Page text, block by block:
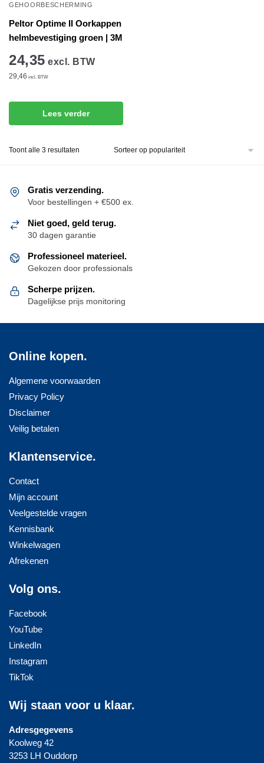
GEHOORBESCHERMING
Peltor Optime II Oorkappen
helmbevestiging groen | 3M
24,35 excl. BTW
29,46 incl. BTW
Lees verder
Toont alle 3 resultaten Gesorteerd
Gratis verzending.
Voor bestellingen + €500 ex.
Niet goed, geld terug.
30 dagen garantie
Professioneel materieel.
Gekozen door professionals
Scherpe prijzen.
Dagelijkse prijs monitoring
Online kopen.
Algemene voorwaarden
Privacy Policy
Disclaimer
Veilig betalen
Klantenservice.
Contact
Mijn account
Veelgestelde vragen
Kennisbank
Winkelwagen
Afrekenen
Volg ons.
Facebook
YouTube
LinkedIn
Instagram
TikTok
Wij staan voor u klaar.
Adresgegevens
Koolweg 42
3253 LH Ouddorp